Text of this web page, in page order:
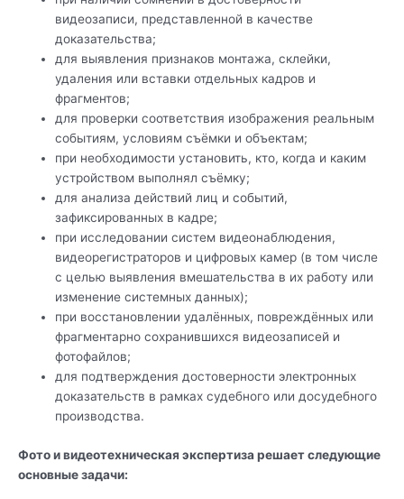
видеозаписи, представленной в качестве
доказательства;
для выявления признаков монтажа, склейки,
удаления или вставки отдельных кадров и
фрагментов;
для проверки соответствия изображения реальным
событиям, условиям съёмки и объектам;
при необходимости установить, кто, когда и каким
устройством выполнял съёмку;
для анализа действий лиц и событий,
зафиксированных в кадре;
при исследовании систем видеонаблюдения,
видеорегистраторов и цифровых камер (в том числе
с целью выявления вмешательства в их работу или
изменение системных данных);
при восстановлении удалённых, повреждённых или
фрагментарно сохранившихся видеозаписей и
фотофайлов;
для подтверждения достоверности электронных
доказательств в рамках судебного или досудебного
производства.
Фото и видеотехническая экспертиза решает следующие
основные задачи: